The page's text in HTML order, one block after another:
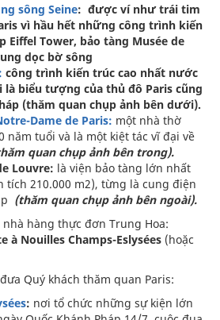
sông Seine: được ví như trái tim
vì hầu hết những công trình kiến
Eiffel Tower, bảo tàng Musée de
dọc bờ sông
công trình kiến trúc cao nhất nước
là biểu tượng của thủ đô Paris cũng
(thăm quan chụp ảnh bên dưới).
Dame de Paris: một nhà thờ
năm tuổi và là một kiệt tác vĩ đại về
quan chụp ảnh bên trong).
Louvre: là viện bảo tàng lớn nhất
210.000 m2), từng là cung điện
(thăm quan chụp ảnh bên ngoài).
hàng thực đơn Trung Hoa:
à Nouilles Champs-Eslysées (hoặc
đưa Quý khách thăm quan Paris:
: nơi tổ chức những sự kiện lớn